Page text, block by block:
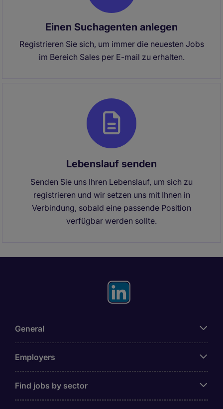
Einen Suchagenten anlegen
Registrieren Sie sich, um immer die neuesten Jobs
im Bereich Sales per E-mail zu erhalten.
Lebenslauf senden
Senden Sie uns Ihren Lebenslauf, um sich zu
registrieren und wir setzen uns mit Ihnen in
Verbindung, sobald eine passende Position
verfügbar werden sollte.
General
Employers
Find jobs by sector